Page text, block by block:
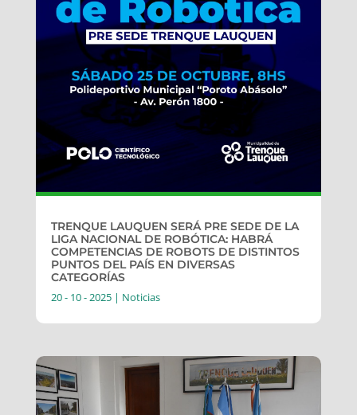
TRENQUE LAUQUEN SERÁ PRE SEDE DE LA
LIGA NACIONAL DE ROBÓTICA: HABRÁ
COMPETENCIAS DE ROBOTS DE DISTINTOS
PUNTOS DEL PAÍS EN DIVERSAS
CATEGORÍAS
20 - 10 - 2025| Noticias